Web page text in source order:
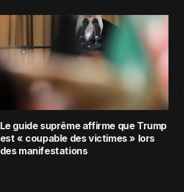
Le guide suprême affirme que Trump
est « coupable des victimes » lors
des manifestations